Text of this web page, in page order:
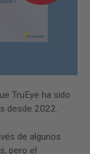
TruEye ha sido
desde 2022.
de algunos
pero el